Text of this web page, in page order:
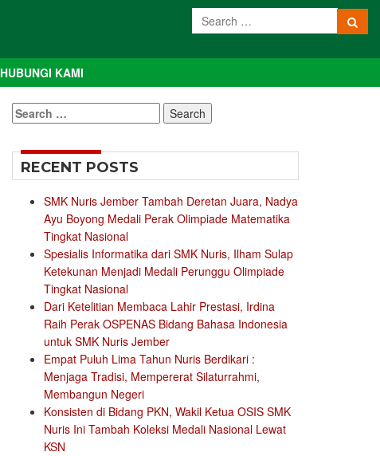
HUBUNGI KAMI
Search
for:
RECENT POSTS
SMK Nuris Jember Tambah Deretan Juara, Nadya
Ayu Boyong Medali Perak Olimpiade Matematika
Tingkat Nasional
Spesialis Informatika dari SMK Nuris, Ilham Sulap
Ketekunan Menjadi Medali Perunggu Olimpiade
Tingkat Nasional
Dari Ketelitian Membaca Lahir Prestasi, Irdina
Raih Perak OSPENAS Bidang Bahasa Indonesia
untuk SMK Nuris Jember
Empat Puluh Lima Tahun Nuris Berdikari :
Menjaga Tradisi, Mempererat Silaturrahmi,
Membangun Negeri
Konsisten di Bidang PKN, Wakil Ketua OSIS SMK
Nuris Ini Tambah Koleksi Medali Nasional Lewat
KSN